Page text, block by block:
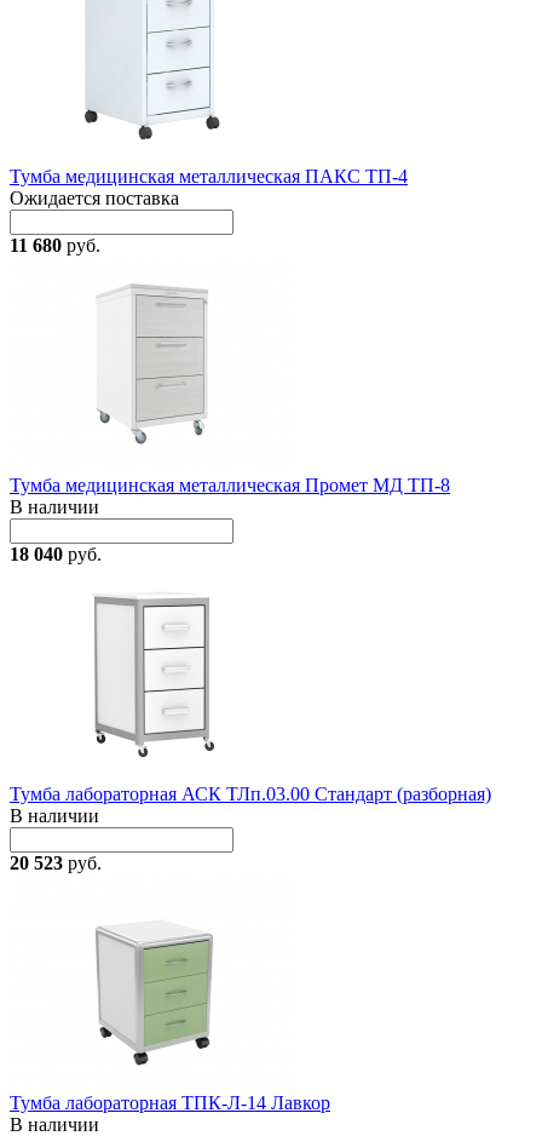
Тумба медицинская металлическая ПАКС ТП-4
Ожидается поставка
11 680 руб.
Тумба медицинская металлическая Промет МД ТП-8
В наличии
18 040 руб.
Тумба лабораторная АСК ТЛп.03.00 Стандарт (разборная)
В наличии
20 523 руб.
Тумба лабораторная ТПК-Л-14 Лавкор
В наличии